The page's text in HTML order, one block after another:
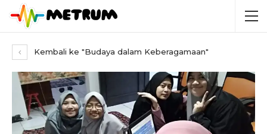
Kembali ke "Budaya dalam Keberagamaan"